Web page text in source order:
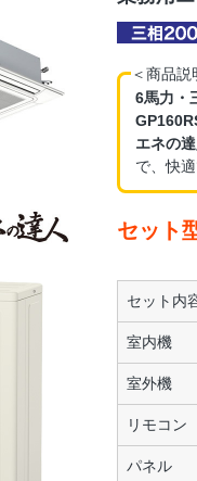
＜商品説
6馬力・
エネの
で、快
セット
セット内
室内機
室外機
リモコン
パネル